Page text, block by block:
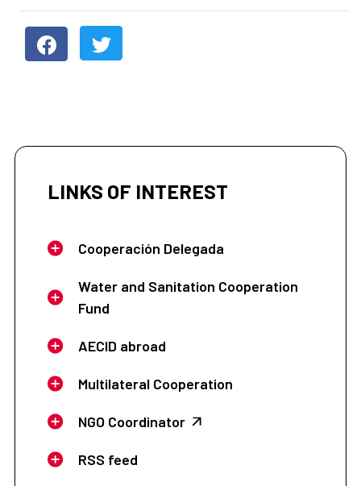
LINKS OF INTEREST
Cooperación Delegada
Water and Sanitation Cooperation
Fund
AECID abroad
Multilateral Cooperation
NGO Coordinator
RSS feed